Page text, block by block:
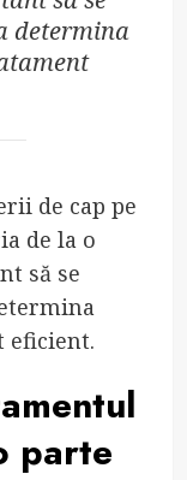
determina
de cap pe
de la o
să se
eficient.
parte